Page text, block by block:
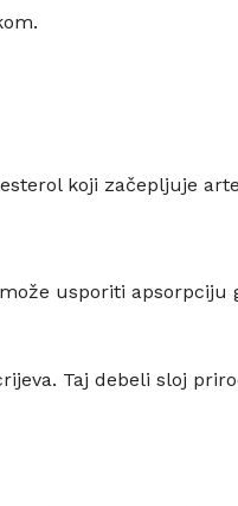
koji začepljuje
usporiti apsorpciju
Taj debeli sloj